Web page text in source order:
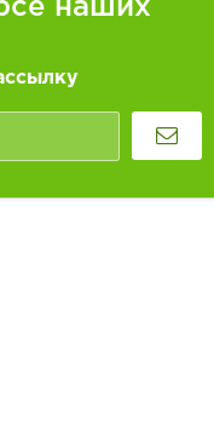
наших